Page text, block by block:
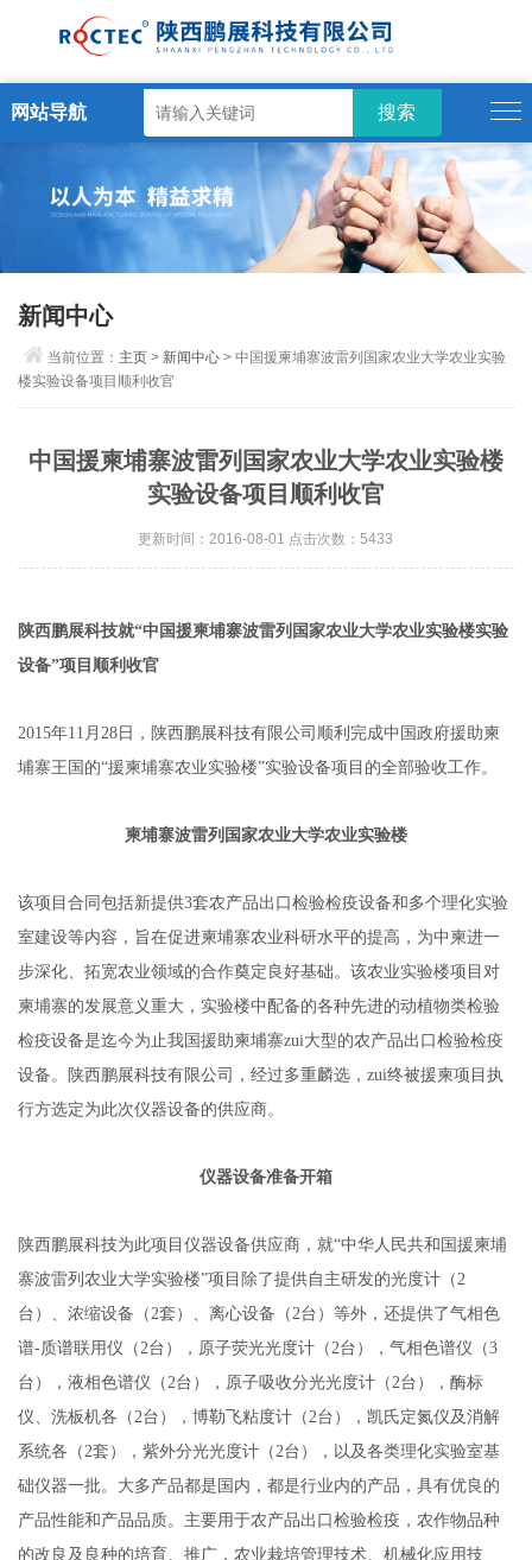
网站导航
新闻中心
当前位置： 主页 > 新闻中心 > 中国援柬埔寨波雷列国家农业大学农业实验
楼实验设备项目顺利收官
中国援柬埔寨波雷列国家农业大学农业实验楼
实验设备项目顺利收官
更新时间：2016-08-01 点击次数：5433
陕西鹏展科技就“中国援柬埔寨波雷列国家农业大学农业实验楼实验
设备”项目顺利收官
2015年11月28日，陕西鹏展科技有限公司顺利完成中国政府援助柬
埔寨王国的“援柬埔寨农业实验楼”实验设备项目的全部验收工作。
柬埔寨波雷列国家农业大学农业实验楼
该项目合同包括新提供3套农产品出口检验检疫设备和多个理化实验
室建设等内容，旨在促进柬埔寨农业科研水平的提高，为中柬进一
步深化、拓宽农业领域的合作奠定良好基础。该农业实验楼项目对
柬埔寨的发展意义重大，实验楼中配备的各种先进的动植物类检验
检疫设备是迄今为止我国援助柬埔寨zui大型的农产品出口检验检疫
设备。陕西鹏展科技有限公司，经过多重麟选，zui终被援柬项目执
行方选定为此次仪器设备的供应商。
仪器设备准备开箱
陕西鹏展科技为此项目仪器设备供应商，就“中华人民共和国援柬埔
寨波雷列农业大学实验楼”项目除了提供自主研发的光度计（2
台）、浓缩设备（2套）、离心设备（2台）等外，还提供了气相色
谱-质谱联用仪（2台），原子荧光光度计（2台），气相色谱仪（3
台），液相色谱仪（2台），原子吸收分光光度计（2台），酶标
仪、洗板机各（2台），博勒飞粘度计（2台），凯氏定氮仪及消解
系统各（2套），紫外分光光度计（2台），以及各类理化实验室基
础仪器一批。大多产品都是国内，都是行业内的产品，具有优良的
产品性能和产品品质。主要用于农产品出口检验检疫，农作物品种
的改良及良种的培育、推广，农业栽培管理技术、机械化应用技